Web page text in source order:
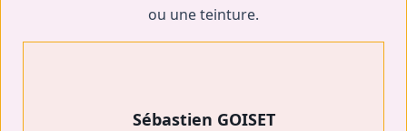
ou une teinture.
Sébastien GOISET